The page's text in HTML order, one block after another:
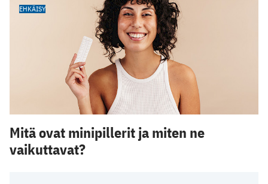
EHKÄISY
Mitä ovat minipillerit ja miten ne
vaikuttavat?